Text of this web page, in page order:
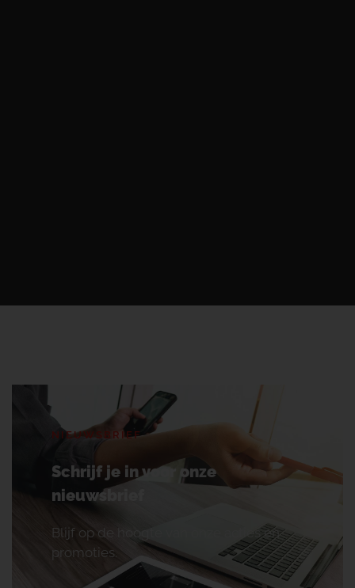
NIEUWSBRIEF
Schrijf je in voor onze
nieuwsbrief
Blijf op de hoogte van onze acties en
promoties.